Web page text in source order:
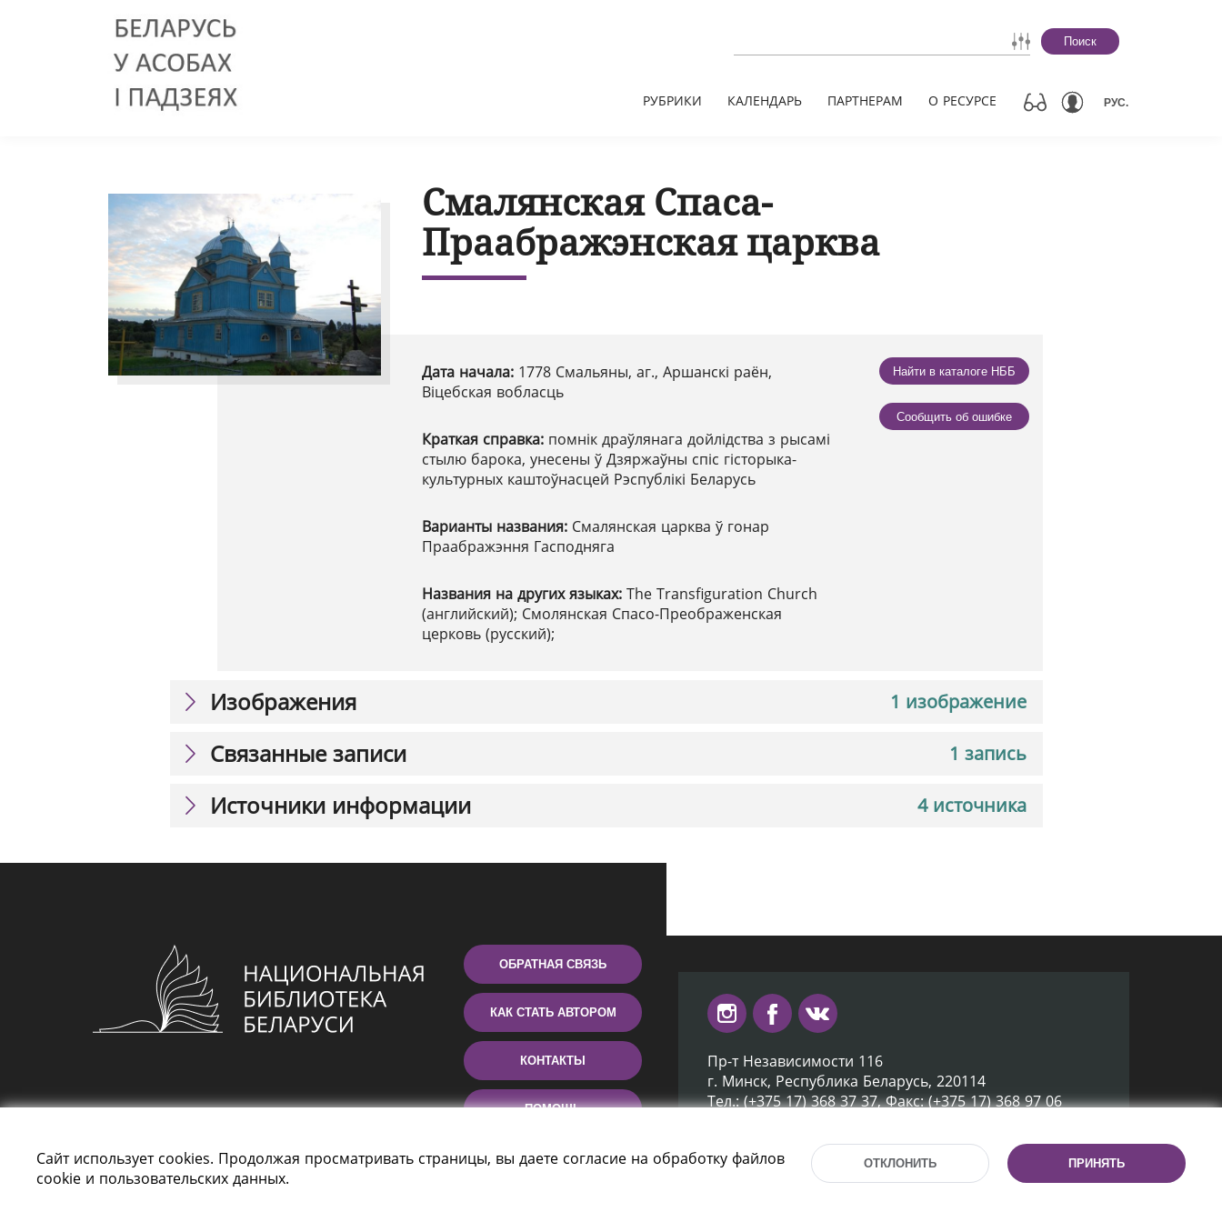
Поиск
РУБРИКИ КАЛЕНДАРЬ ПАРТНЕРАМ О РЕСУРСЕ РУС.
Смалянская Спаса-
Праабражэнская царква
Дата начала: 1778 Смальяны, аг., Аршанскі раён,
Віцебская вобласць
Краткая справка: помнік драўлянага дойлідства з рысамі
стылю барока, унесены ў Дзяржаўны спіс гісторыка-
культурных каштоўнасцей Рэспублікі Беларусь
Варианты названия: Смалянская царква ў гонар
Праабражэння Гасподняга
Названия на других языках: The Transfiguration Church
(английский); Смолянская Спасо-Преображенская
церковь (русский);
Найти в каталоге НББ
Сообщить об ошибке
1 изображение
Изображения
1 запись
Связанные записи
4 источника
Источники информации
ОБРАТНАЯ СВЯЗЬ
КАК СТАТЬ АВТОРОМ
КОНТАКТЫ
ПОМОЩЬ
Пр-т Независимости 116
г. Минск, Республика Беларусь, 220114
Тел.: (+375 17) 368 37 37, Факс: (+375 17) 368 97 06
Все права защищены «Национальная библиотека Беларуси» 2006 — 2026 Разработка сайта:mrsoft.by
Сайт использует cookies. Продолжая просматривать страницы, вы даете согласие на обработку файлов
cookie и пользовательских данных.
ОТКЛОНИТЬ ПРИНЯТЬ